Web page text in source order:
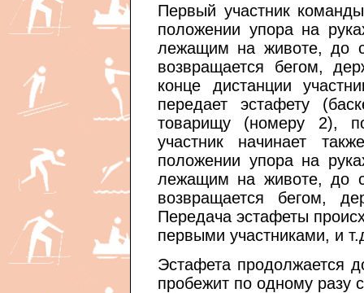
Первый участник
положении упора на
лежащим на животе, до
возвращается бегом,
конце дистанции
передает эстафету
товарищу (номеру 2),
участник начинает
положении упора на
лежащим на животе, до
возвращается бегом,
Передача эстафеты
первыми участниками, и
Эстафета продолжается
пробежит по одному разу